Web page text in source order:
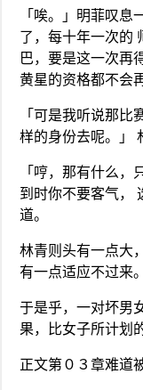
「唉。」明菲叹
了，每十年一次的
巴，要是这一次再
黄星的资格都不会
「可是我听说那
样的身份去呢。」
「哼，那有什么，
到时你不要客气，
道。
林青则头有一点大
有一点适应不过来。
于是乎，一对坏男
果，比女子所计划
正文第０３章难道